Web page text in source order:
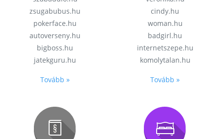
zsugabubus.hu
pokerface.hu
autoverseny.hu
bigboss.hu
jatekguru.hu
Tovább »
cindy.hu
woman.hu
badgirl.hu
internetszepe.hu
komolytalan.hu
Tovább »